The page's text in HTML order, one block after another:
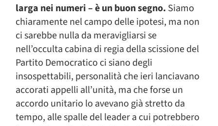
larga nei numeri – è un buon segno. Siamo
chiaramente nel campo delle ipotesi, ma non
ci sarebbe nulla da meravigliarsi se
nell’occulta cabina di regia della scissione del
Partito Democratico ci siano degli
insospettabili, personalità che ieri lanciavano
accorati appelli all’unità, ma che forse un
accordo unitario lo avevano già stretto da
tempo, alle spalle del leader a cui potrebbero